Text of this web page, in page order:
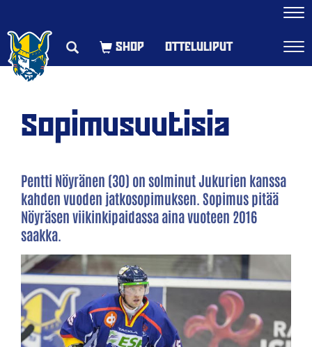
OTTELULIPUT
Sopimusuutisia
Pentti Nöyränen (30) on solminut Jukurien kanssa
kahden vuoden jatkosopimuksen. Sopimus pitää
Nöyräsen viikinkipaidassa aina vuoteen 2016
saakka.